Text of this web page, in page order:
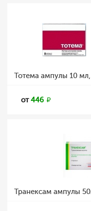
Тотема ампулы 10
от446
Транексам ампулы